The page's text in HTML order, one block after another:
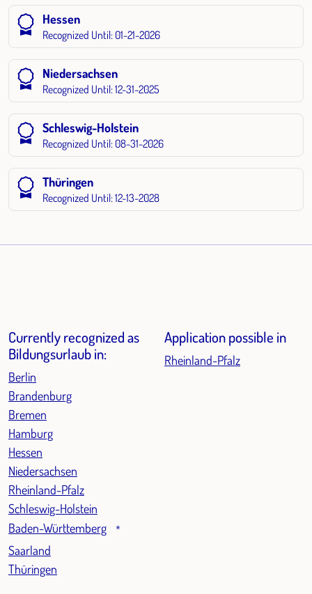
Hessen
Recognized Until: 01-21-2026
Niedersachsen
Recognized Until: 12-31-2025
Schleswig-Holstein
Recognized Until: 08-31-2026
Thüringen
Recognized Until: 12-13-2028
Currently recognized as
Bildungsurlaub in:
Berlin
Brandenburg
Bremen
Hamburg
Hessen
Niedersachsen
Rheinland-Pfalz
Schleswig-Holstein
Baden-Württemberg
*
Saarland
Thüringen
Application possible in
Rheinland-Pfalz